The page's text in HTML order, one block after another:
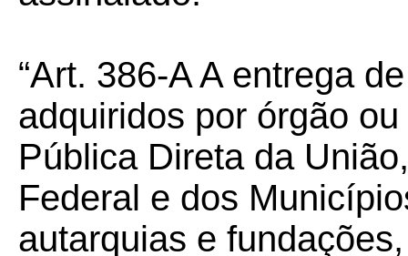
“Art. 386-A A entrega
adquiridos por órgão
Pública Direta da
Federal e dos
autarquias e